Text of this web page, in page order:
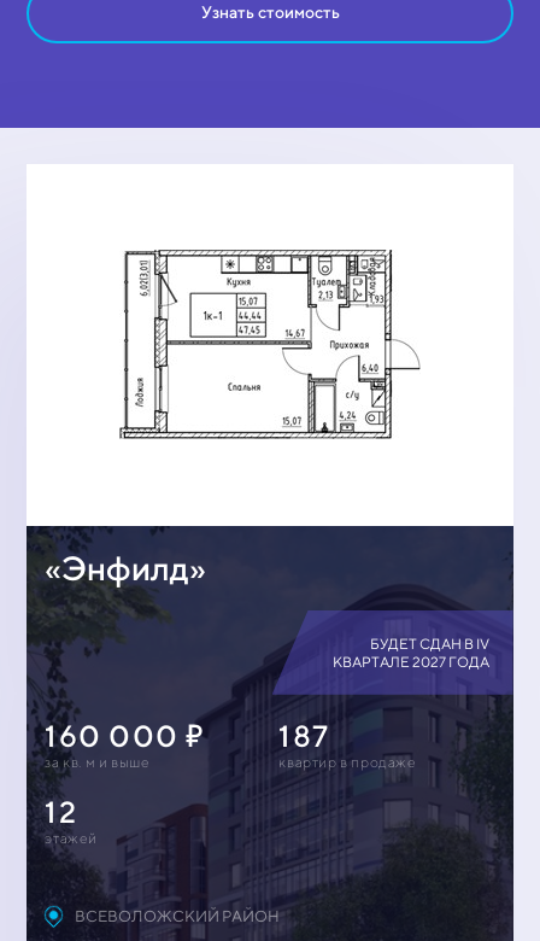
Узнать стоимость
«Энфилд»
БУДЕТ СДАН В IV
КВАРТАЛЕ 2027 ГОДА
160 000
за кв. м и выше
187
квартир в продаже
12
этажей
ВСЕВОЛОЖСКИЙ РАЙОН